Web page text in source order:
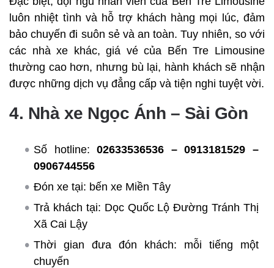
luôn nhiệt tình và hỗ trợ khách hàng mọi lúc, đảm
bảo chuyến đi suôn sẻ và an toàn. Tuy nhiên, so với
các nhà xe khác, giá vé của Bến Tre Limousine
thường cao hơn, nhưng bù lại, hành khách sẽ nhận
được những dịch vụ đẳng cấp và tiện nghi tuyệt vời.
4. Nhà xe Ngọc Ánh – Sài Gòn
Số hotline:02633536536 – 0913181529 –
0906744556
Đón xe tại: bến xe Miền Tây
Trả khách tại: Dọc Quốc Lộ Đường Tránh Thị
Xã Cai Lậy
Thời gian đưa đón khách: mỗi tiếng một
chuyến